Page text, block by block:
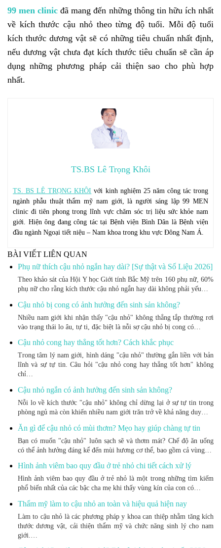
99 men clinic đã mang đến những thông tin hữu ích nhất
về kích thước cậu nhỏ theo từng độ tuổi. Mỗi độ tuổi
kích thước dương vật sẽ có những tiêu chuẩn nhất định,
nếu dương vật chưa đạt kích thước tiêu chuẩn sẽ cần áp
dụng những phương pháp cải thiện sao cho phù hợp
nhất.
TS.BS Lê Trọng Khôi
TS. BS LÊ TRỌNG KHÔI với kinh nghiệm 25 năm công tác trong
ngành phẫu thuật thẩm mỹ nam giới, là người sáng lập 99 MEN
clinic đi tiên phong trong lĩnh vực chăm sóc trị liệu sức khỏe nam
giới. Hiện ông đang công tác tại Bệnh viện Bình Dân là Bệnh viện
đầu ngành Ngoại tiết niệu – Nam khoa trong khu vực Đông Nam Á.
BÀI VIẾT LIÊN QUAN
Phụ nữ thích cậu nhỏ ngắn hay dài? [Sự thật và Số Liệu 2026]
Theo khảo sát của Hội Y học Giới tính Bắc Mỹ trên 160 phụ nữ, 60%
phụ nữ cho rằng kích thước cậu nhỏ ngắn hay dài không phải yếu…
Cậu nhỏ bị cong có ảnh hưởng đến sinh sản không?
Nhiều nam giới khi nhận thấy "cậu nhỏ" không thẳng tắp thường rơi
vào trạng thái lo âu, tự ti, đặc biệt là nỗi sợ cậu nhỏ bị cong có…
Cậu nhỏ cong hay thẳng tốt hơn? Cách khắc phục
Trong tâm lý nam giới, hình dáng "cậu nhỏ" thường gắn liền với bản
lĩnh và sự tự tin. Câu hỏi "cậu nhỏ cong hay thẳng tốt hơn" không
chỉ…
Cậu nhỏ ngắn có ảnh hưởng đến sinh sản không?
Nỗi lo về kích thước "cậu nhỏ" không chỉ dừng lại ở sự tự tin trong
phòng ngủ mà còn khiến nhiều nam giới trăn trở về khả năng duy…
Ăn gì để cậu nhỏ có mùi thơm? Mẹo hay giúp chàng tự tin
Bạn có muốn "cậu nhỏ" luôn sạch sẽ và thơm mát? Chế độ ăn uống
có thể ảnh hưởng đáng kể đến mùi hương cơ thể, bao gồm cả vùng…
Hình ảnh viêm bao quy đầu ở trẻ nhỏ chi tiết cách xử lý
Hình ảnh viêm bao quy đầu ở trẻ nhỏ là một trong những tìm kiếm
phổ biến nhất của các bậc cha mẹ khi thấy vùng kín của con có…
Thẩm mỹ làm to cậu nhỏ an toàn và hiệu quả hiện nay
Làm to cậu nhỏ là các phương pháp y khoa can thiệp nhằm tăng kích
thước dương vật, cải thiện thẩm mỹ và chức năng sinh lý cho nam
giới.…